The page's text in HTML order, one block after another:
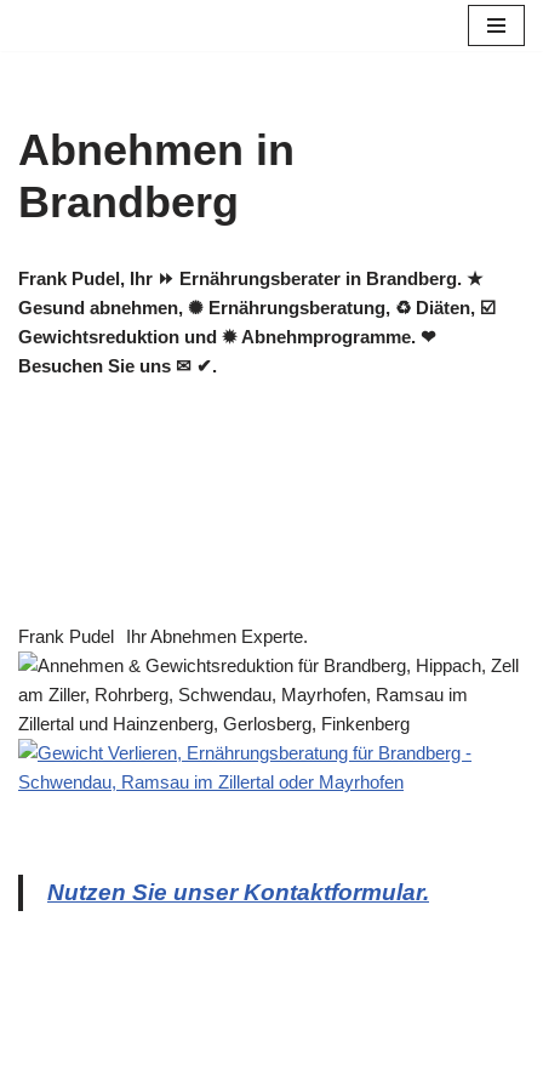
Abnehmen in
Brandberg
Frank Pudel, Ihr ⏩ Ernährungsberater in Brandberg. ★
Gesund abnehmen, ✺ Ernährungsberatung, ♻ Diäten, ☑️
Gewichtsreduktion und ✹ Abnehmprogramme. ❤
Besuchen Sie uns ✉ ✔.
Frank Pudel Ihr Abnehmen Experte.
Nutzen Sie unser Kontaktformular.